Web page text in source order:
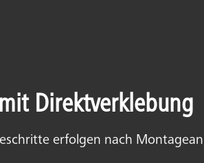
Direktverklebung
erfolgen nach